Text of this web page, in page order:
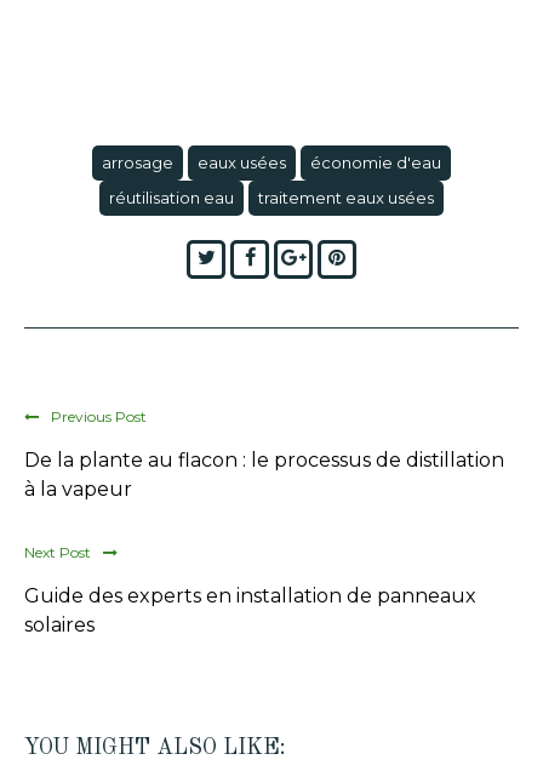
arrosage eaux usées
économie d'eau
réutilisation eau
traitement eaux usées
TwitterFacebook
Google+Pinterest
Previous Post
De la plante au flacon : le processus de distillation
à la vapeur
Next Post
Guide des experts en installation de panneaux
solaires
YOU MIGHT ALSO LIKE: